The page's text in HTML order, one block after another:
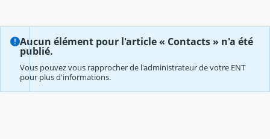
Aucun élément pour l'article « Contacts » n'a été
publié.
Vous pouvez vous rapprocher de l'administrateur de votre ENT
pour plus d'informations.